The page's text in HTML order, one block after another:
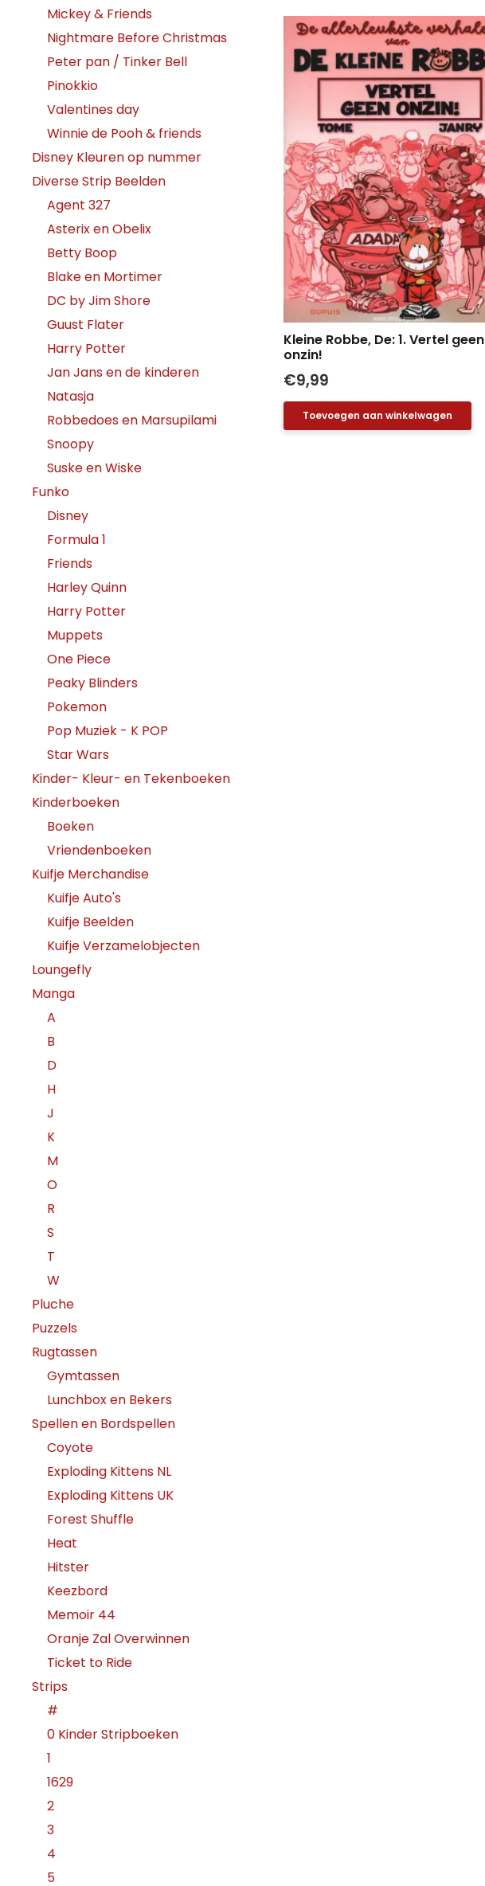
Kleine Robbe, De: 1. Vertel geen
onzin!
€9,99
Toevoegen aan winkelwagen
Mickey & Friends
Nightmare Before Christmas
Peter pan / Tinker Bell
Pinokkio
Valentines day
Winnie de Pooh & friends
Disney Kleuren op nummer
Diverse Strip Beelden
Agent 327
Asterix en Obelix
Betty Boop
Blake en Mortimer
DC by Jim Shore
Guust Flater
Harry Potter
Jan Jans en de kinderen
Natasja
Robbedoes en Marsupilami
Snoopy
Suske en Wiske
Funko
Disney
Formula 1
Friends
Harley Quinn
Harry Potter
Muppets
One Piece
Peaky Blinders
Pokemon
Pop Muziek - K POP
Star Wars
Kinder- Kleur- en Tekenboeken
Kinderboeken
Boeken
Vriendenboeken
Kuifje Merchandise
Kuifje Auto's
Kuifje Beelden
Kuifje Verzamelobjecten
Loungefly
Manga
A
B
D
H
J
K
M
O
R
S
T
W
Pluche
Puzzels
Rugtassen
Gymtassen
Lunchbox en Bekers
Spellen en Bordspellen
Coyote
Exploding Kittens NL
Exploding Kittens UK
Forest Shuffle
Heat
Hitster
Keezbord
Memoir 44
Oranje Zal Overwinnen
Ticket to Ride
Strips
#
0 Kinder Stripboeken
1
1629
2
3
4
5